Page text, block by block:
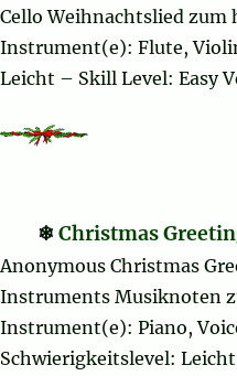
Cello Weihnachtslied zum
Instrument(e): Flute,
Leicht – Skill Level: Easy
Christmas
Anonymous Christmas
Instruments Musiknoten
Instrument(e): Piano,
Schwierigkeitslevel: